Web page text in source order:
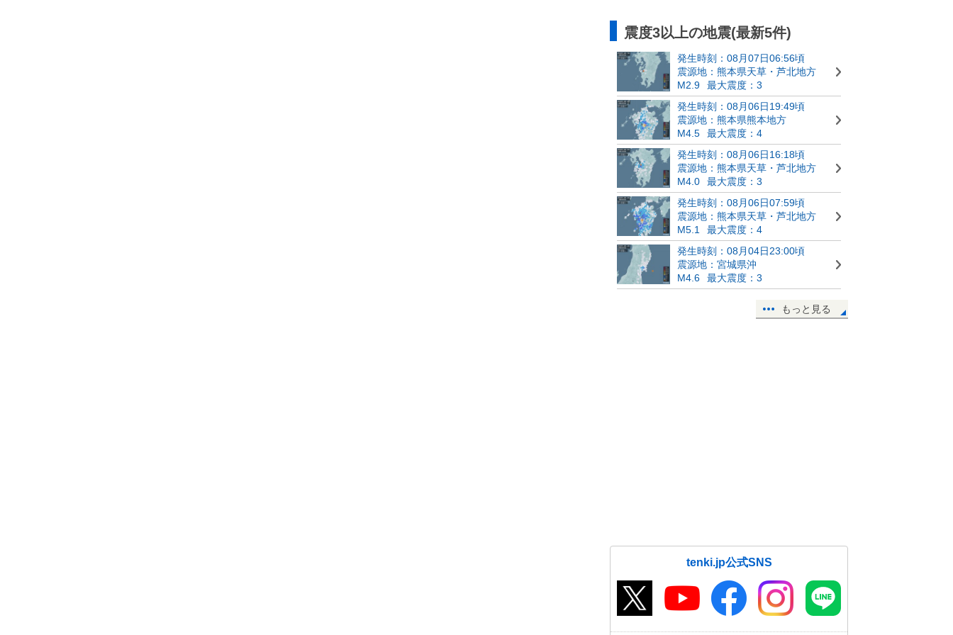
震度3以上の地震(最新5件)
発生時刻：08月07日06:56頃
震源地：熊本県天草・芦北地方
M2.9
最大震度：3
発生時刻：08月06日19:49頃
震源地：熊本県熊本地方
M4.5
最大震度：4
発生時刻：08月06日16:18頃
震源地：熊本県天草・芦北地方
M4.0
最大震度：3
発生時刻：08月06日07:59頃
震源地：熊本県天草・芦北地方
M5.1
最大震度：4
発生時刻：08月04日23:00頃
震源地：宮城県沖
M4.6
最大震度：3
もっと見る
tenki.jp公式SNS